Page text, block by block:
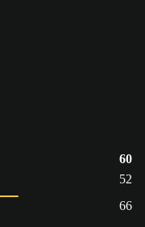
60
52
66